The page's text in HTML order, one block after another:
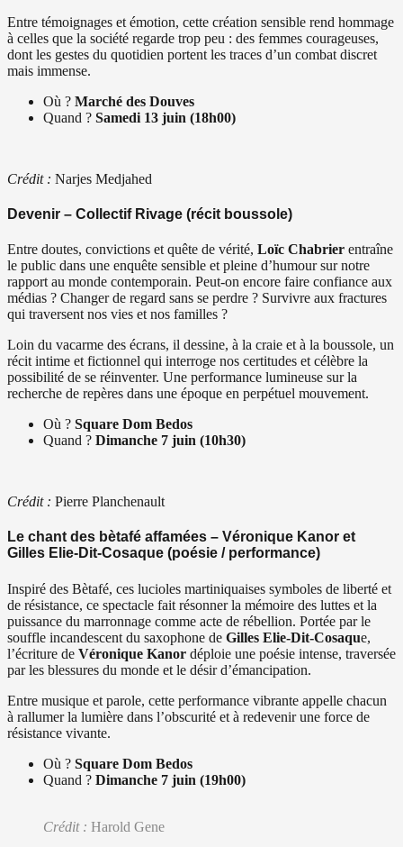
Entre témoignages et émotion, cette création sensible rend hommage
à celles que la société regarde trop peu : des femmes courageuses,
dont les gestes du quotidien portent les traces d’un combat discret
mais immense.
Où ? Marché des Douves
Quand ? Samedi 13 juin (18h00)
Crédit : Narjes Medjahed
Devenir – Collectif Rivage (récit boussole)
Entre doutes, convictions et quête de vérité, Loïc Chabrier entraîne
le public dans une enquête sensible et pleine d’humour sur notre
rapport au monde contemporain. Peut-on encore faire confiance aux
médias ? Changer de regard sans se perdre ? Survivre aux fractures
qui traversent nos vies et nos familles ?
Loin du vacarme des écrans, il dessine, à la craie et à la boussole, un
récit intime et fictionnel qui interroge nos certitudes et célèbre la
possibilité de se réinventer. Une performance lumineuse sur la
recherche de repères dans une époque en perpétuel mouvement.
Où ? Square Dom Bedos
Quand ? Dimanche 7 juin (10h30)
Crédit : Pierre Planchenault
Le chant des bètafé affamées – Véronique Kanor et
Gilles Elie-Dit-Cosaque (poésie / performance)
Inspiré des Bètafé, ces lucioles martiniquaises symboles de liberté et
de résistance, ce spectacle fait résonner la mémoire des luttes et la
puissance du marronnage comme acte de rébellion. Portée par le
souffle incandescent du saxophone de Gilles Elie-Dit-Cosaque,
l’écriture de Véronique Kanor déploie une poésie intense, traversée
par les blessures du monde et le désir d’émancipation.
Entre musique et parole, cette performance vibrante appelle chacun
à rallumer la lumière dans l’obscurité et à redevenir une force de
résistance vivante.
Où ? Square Dom Bedos
Quand ? Dimanche 7 juin (19h00)
Crédit : Harold Gene